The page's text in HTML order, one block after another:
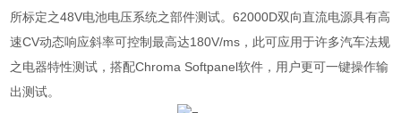
所标定之48V电池电压系统之部件测试。62000D双向直流电源具有高
速CV动态响应斜率可控制最高达180V/ms ，此可应用于许多汽车法规
之电器特性测试，搭配Chroma Softpanel软件，用户更可一键操作输
出测试。